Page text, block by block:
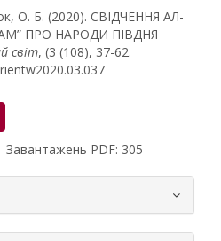
О. Б. (2020). СВІДЧЕННЯ АЛ-
ПРО НАРОДИ ПІВДНЯ
світ, (3 (108), 37-62.
Завантажень PDF: 305